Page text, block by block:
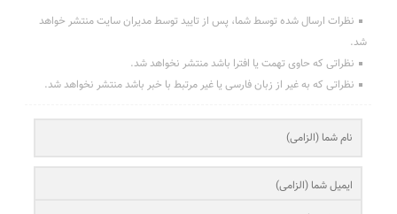
نظرات ارسال شده توسط شما، پس از تایید توسط مدیران سایت منتشر خواهد
شد.
نظراتی که حاوی تهمت یا افترا باشد منتشر نخواهد شد.
نظراتی که به غیر از زبان فارسی یا غیر مرتبط با خبر باشد منتشر نخواهد شد.